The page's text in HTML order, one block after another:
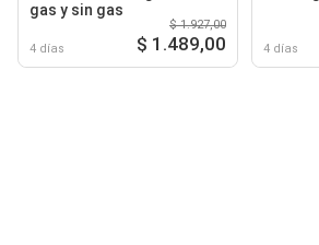
gas y sin gas
4 días
$ 1.927,00
$ 1.489,00 4 días